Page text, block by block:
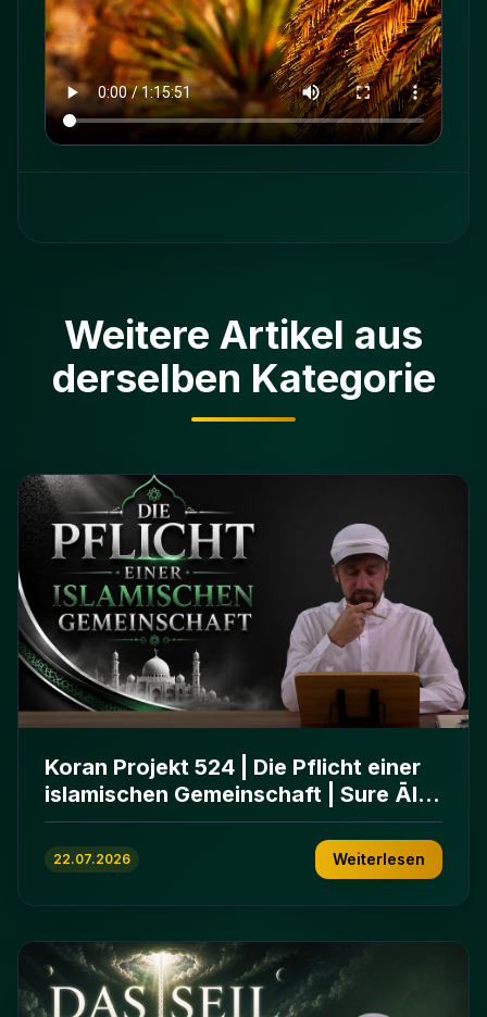
Weitere Artikel aus
derselben Kategorie
Koran Projekt 524 | Die Pflicht einer
islamischen Gemeinschaft | Sure Āl
ʿImrān 103-112
22.07.2026 Weiterlesen